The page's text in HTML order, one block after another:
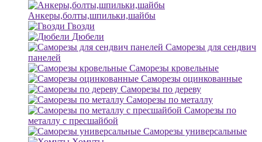
Анкеры,болты,шпильки,шайбы
Гвозди
Дюбели
Саморезы для сендвич
панелей
Саморезы кровельные
Саморезы оцинкованные
Саморезы по дереву
Саморезы по металлу
Саморезы по
металлу с пресшайбой
Саморезы универсальные